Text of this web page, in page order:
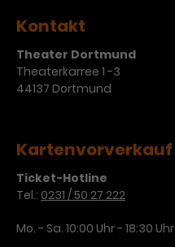
Kontakt
Theater Dortmund
Theaterkarree 1 -3
44137 Dortmund
Kartenvorverkauf
Ticket-Hotline
Tel.: 0231 / 50 27 222
Mo. - Sa. 10:00 Uhr - 18:30 Uhr